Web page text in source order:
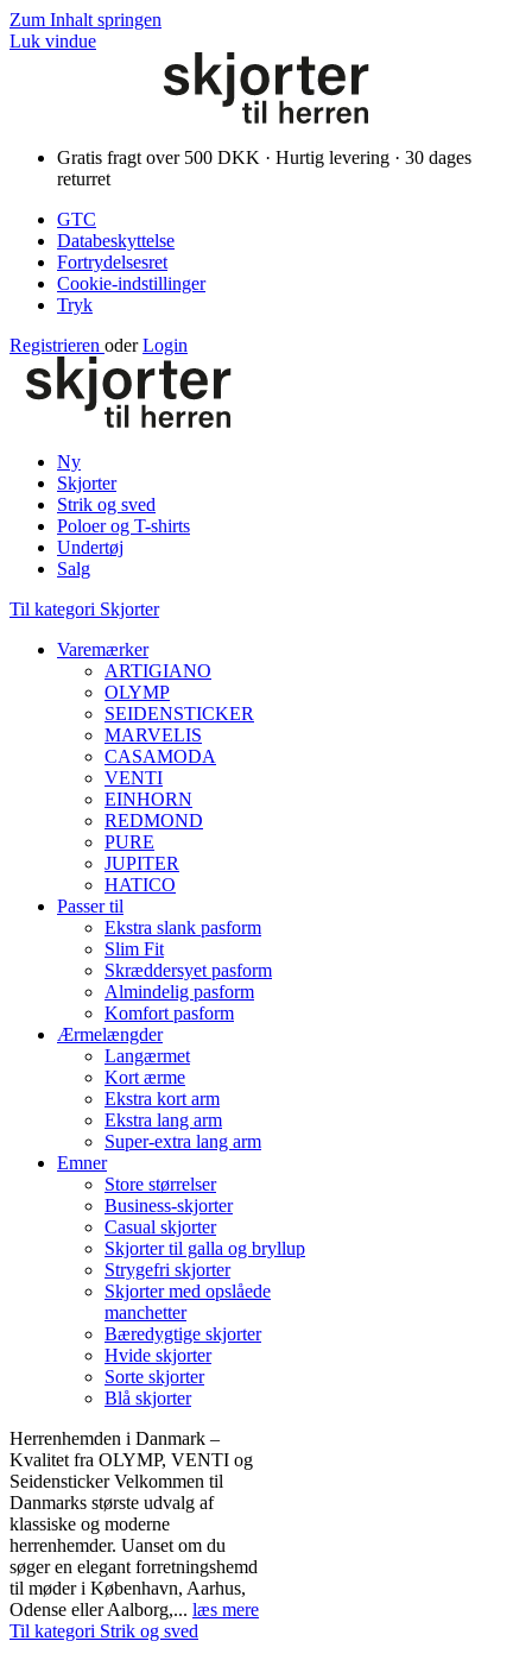
Zum Inhalt springen
Luk vindue
Gratis fragt over 500 DKK · Hurtig levering · 30 dages
returret
GTC
Databeskyttelse
Fortrydelsesret
Cookie-indstillinger
Tryk
Registrieren oder Login
Ny
Skjorter
Strik og sved
Poloer og T-shirts
Undertøj
Salg
Til kategori Skjorter
Varemærker
ARTIGIANO
OLYMP
SEIDENSTICKER
MARVELIS
CASAMODA
VENTI
EINHORN
REDMOND
PURE
JUPITER
HATICO
Passer til
Ekstra slank pasform
Slim Fit
Skræddersyet pasform
Almindelig pasform
Komfort pasform
Ærmelængder
Langærmet
Kort ærme
Ekstra kort arm
Ekstra lang arm
Super-extra lang arm
Emner
Store størrelser
Business-skjorter
Casual skjorter
Skjorter til galla og bryllup
Strygefri skjorter
Skjorter med opslåede
manchetter
Bæredygtige skjorter
Hvide skjorter
Sorte skjorter
Blå skjorter
Herrenhemden i Danmark –
Kvalitet fra OLYMP, VENTI og
Seidensticker Velkommen til
Danmarks største udvalg af
klassiske og moderne
herrenhemder. Uanset om du
søger en elegant forretningshemd
til møder i København, Aarhus,
Odense eller Aalborg,... læs mere
Til kategori Strik og sved